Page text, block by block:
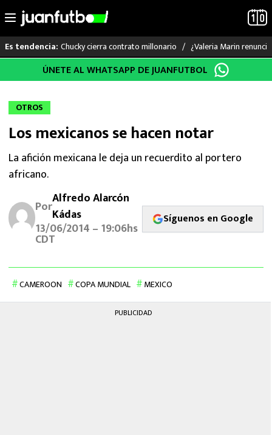
al
Es tendencia: Chucky cierra contrato millonario ¿Valeria Marin
LO ÚLTIMO
LIGA MX
RAYADOS
PUMAS
SELECCIÓN MEXICANA
MEXICANOS EN EL EXTRANJERO
ÚNETE AL WHATSAPP DE JUANFUTBOL
OTROS
Los mexicanos se hacen notar
La afición mexicana le deja un recuerdito al portero
africano.
PorAlfredo Alarcón
Kádas
13/06/2014 – 19:06hs
CDT
Síguenos en Google
CAMEROON COPA MUNDIAL MEXICO
PUBLICIDAD